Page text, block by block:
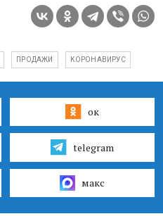
ПРОДАЖИ КОРОНАВИРУС
ок
telegram
макс